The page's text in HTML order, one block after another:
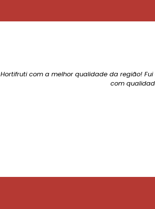
Hortifruti com a melhor qualidade da região!
com